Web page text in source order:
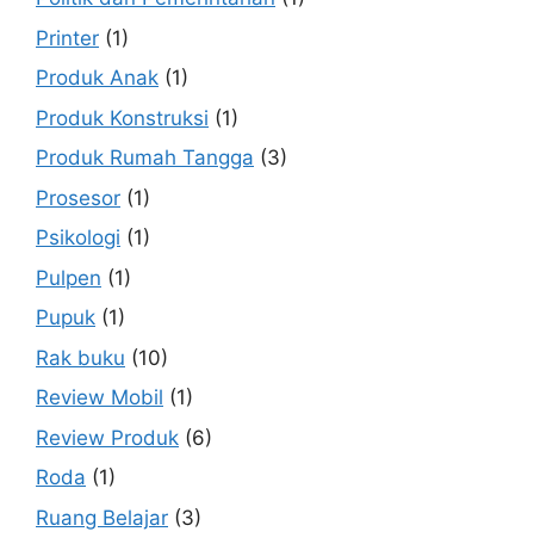
Printer (1)
Produk Anak (1)
Produk Konstruksi (1)
Produk Rumah Tangga (3)
Prosesor (1)
Psikologi (1)
Pulpen (1)
Pupuk (1)
Rak buku (10)
Review Mobil (1)
Review Produk (6)
Roda (1)
Ruang Belajar (3)